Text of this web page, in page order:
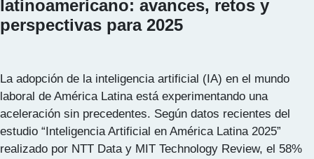
latinoamericano: avances, retos y
perspectivas para 2025
La adopción de la inteligencia artificial (IA) en el mundo
laboral de América Latina está experimentando una
aceleración sin precedentes. Según datos recientes del
estudio “Inteligencia Artificial en América Latina 2025”
realizado por NTT Data y MIT Technology Review, el 58%